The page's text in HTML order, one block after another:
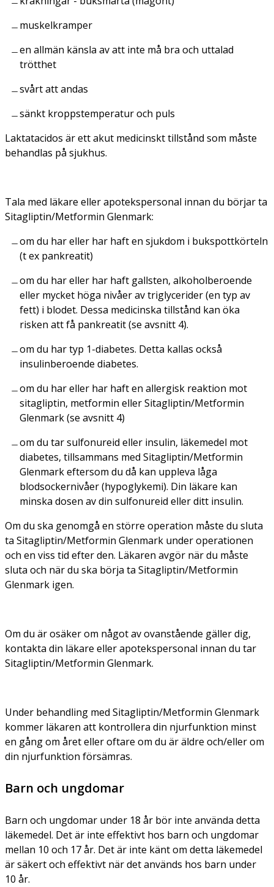
muskelkramper
en allmän känsla av att inte må bra och uttalad
trötthet
svårt att andas
sänkt kroppstemperatur och puls
Laktatacidos är ett akut medicinskt tillstånd som måste
behandlas på sjukhus.
Tala med läkare eller apotekspersonal innan du börjar ta
Sitagliptin/Metformin Glenmark:
om du har eller har haft en sjukdom i bukspottkörteln
(t ex pankreatit)
om du har eller har haft gallsten, alkoholberoende
eller mycket höga nivåer av triglycerider (en typ av
fett) i blodet. Dessa medicinska tillstånd kan öka
risken att få pankreatit (se avsnitt 4).
om du har typ 1-diabetes. Detta kallas också
insulinberoende diabetes.
om du har eller har haft en allergisk reaktion mot
sitagliptin, metformin eller Sitagliptin/Metformin
Glenmark (se avsnitt 4)
om du tar sulfonureid eller insulin, läkemedel mot
diabetes, tillsammans med Sitagliptin/Metformin
Glenmark eftersom du då kan uppleva låga
blodsockernivåer (hypoglykemi). Din läkare kan
minska dosen av din sulfonureid eller ditt insulin.
Om du ska genomgå en större operation måste du sluta
ta Sitagliptin/Metformin Glenmark under operationen
och en viss tid efter den. Läkaren avgör när du måste
sluta och när du ska börja ta Sitagliptin/Metformin
Glenmark igen.
Om du är osäker om något av ovanstående gäller dig,
kontakta din läkare eller apotekspersonal innan du tar
Sitagliptin/Metformin Glenmark.
Under behandling med Sitagliptin/Metformin Glenmark
kommer läkaren att kontrollera din njurfunktion minst
en gång om året eller oftare om du är äldre och/eller om
din njurfunktion försämras.
Barn och ungdomar
Barn och ungdomar under 18 år bör inte använda detta
läkemedel. Det är inte effektivt hos barn och ungdomar
mellan 10 och 17 år. Det är inte känt om detta läkemedel
är säkert och effektivt när det används hos barn under
10 år.